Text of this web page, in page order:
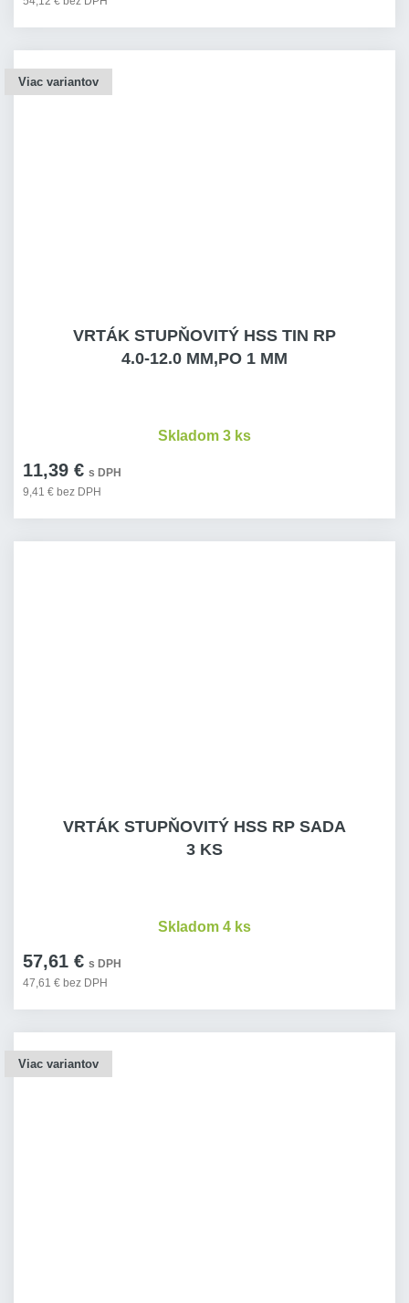
Viac variantov
VRTÁK STUPŇOVITÝ HSS TIN RP
4.0-12.0 MM,PO 1 MM
11,39 € s DPH
9,41 € bez DPH
Skladom 3 ks
VRTÁK STUPŇOVITÝ HSS RP SADA
3 KS
57,61 € s DPH
47,61 € bez DPH
Skladom 4 ks
Viac variantov